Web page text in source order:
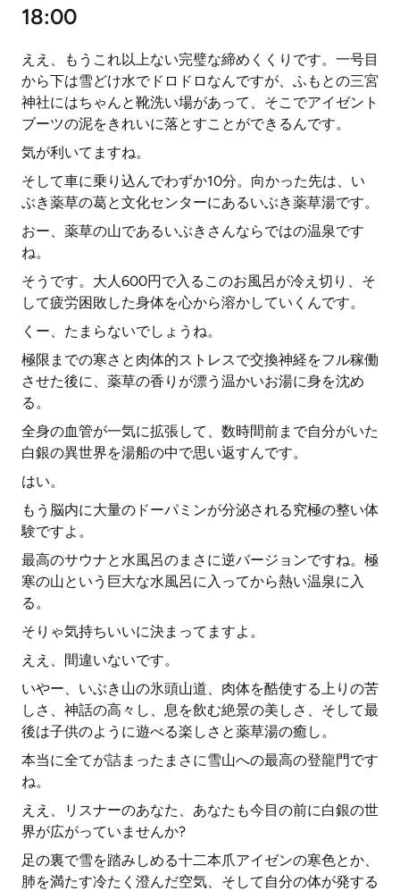
18:00
ええ、もうこれ以上ない完璧な締めくくりです。一号目
から下は雪どけ水でドロドロなんですが、ふもとの三宮
神社にはちゃんと靴洗い場があって、そこでアイゼント
ブーツの泥をきれいに落とすことができるんです。
気が利いてますね。
そして車に乗り込んでわずか10分。向かった先は、い
ぶき薬草の葛と文化センターにあるいぶき薬草湯です。
おー、薬草の山であるいぶきさんならではの温泉です
ね。
そうです。大人600円で入るこのお風呂が冷え切り、そ
して疲労困敗した身体を心から溶かしていくんです。
くー、たまらないでしょうね。
極限までの寒さと肉体的ストレスで交換神経をフル稼働
させた後に、薬草の香りが漂う温かいお湯に身を沈め
る。
全身の血管が一気に拡張して、数時間前まで自分がいた
白銀の異世界を湯船の中で思い返すんです。
はい。
もう脳内に大量のドーパミンが分泌される究極の整い体
験ですよ。
最高のサウナと水風呂のまさに逆バージョンですね。極
寒の山という巨大な水風呂に入ってから熱い温泉に入
る。
そりゃ気持ちいいに決まってますよ。
ええ、間違いないです。
いやー、いぶき山の氷頭山道、肉体を酷使する上りの苦
しさ、神話の高々し、息を飲む絶景の美しさ、そして最
後は子供のように遊べる楽しさと薬草湯の癒し。
本当に全てが詰まったまさに雪山への最高の登龍門です
ね。
ええ、リスナーのあなた、あなたも今目の前に白銀の世
界が広がっていませんか?
足の裏で雪を踏みしめる十二本爪アイゼンの寒色とか、
肺を満たす冷たく澄んだ空気、そして自分の体が発する